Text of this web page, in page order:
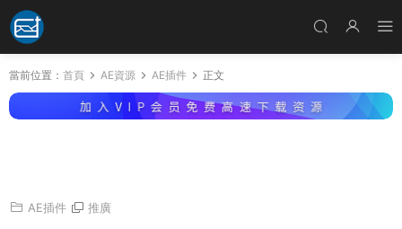
當前位置： 首頁 AE資源 AE插件 正文
AE插件 推廣